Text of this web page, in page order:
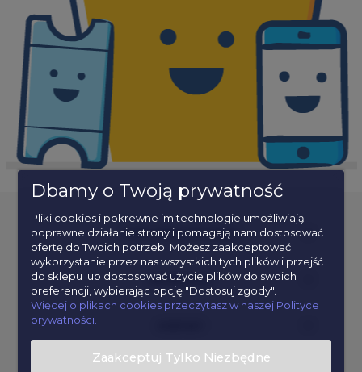
POPULARNE KATEGORIE
INFORMACJE
Dbamy o Twoją prywatność
Pliki cookies i pokrewne im technologie umożliwiają
poprawne działanie strony i pomagają nam dostosować
ofertę do Twoich potrzeb. Możesz zaakceptować
wykorzystanie przez nas wszystkich tych plików i przejść
do sklepu lub dostosować użycie plików do swoich
preferencji, wybierając opcję "Dostosuj zgody".
Więcej o plikach cookies przeczytasz w naszej Polityce
prywatności.
Zaakceptuj Tylko Niezbędne